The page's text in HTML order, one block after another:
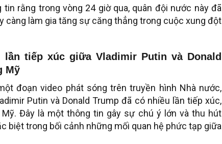
rằng trong vòng 24 giờ qua, quân đội nước này đã
càng làm gia tăng sự căng thẳng trong cuộc xung đột
tiếp xúc giữa Vladimir Putin và Donald
Mỹ
đoạn video phát sóng trên truyền hình Nhà nước,
Putin và Donald Trump đã có nhiều lần tiếp xúc,
Đây là một thông tin gây sự chú ý lớn và thu hút
biệt trong bối cảnh những mối quan hệ phức tạp giữa